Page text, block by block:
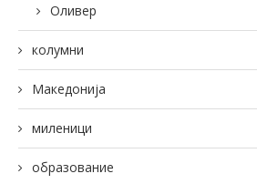
Оливер
колумни
Македонија
миленици
образование